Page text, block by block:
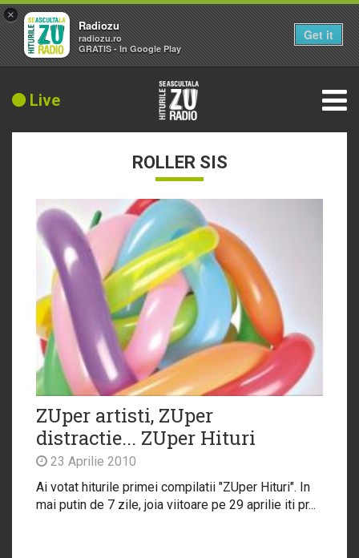
Live
ROLLER SIS
ZUper artisti, ZUper
distractie... ZUper Hituri
23 Aprilie 2010
Ai votat hiturile primei compilatii "ZUper Hituri". In
mai putin de 7 zile, joia viitoare pe 29 aprilie iti pr...
×
Radiozu
radiozu.ro
GRATIS - In Google Play
Get it